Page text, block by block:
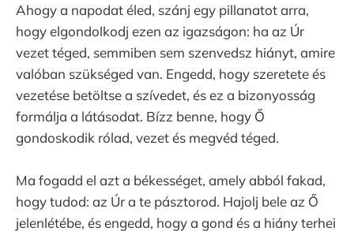
Ahogy a napodat éled, szánj egy pillanatot arra,
hogy elgondolkodj ezen az igazságon: ha az Úr
vezet téged, semmiben sem szenvedsz hiányt, amire
valóban szükséged van. Engedd, hogy szeretete és
vezetése betöltse a szívedet, és ez a bizonyosság
formálja a látásodat. Bízz benne, hogy Ő
gondoskodik rólad, vezet és megvéd téged.
Ma fogadd el azt a békességet, amely abból fakad,
hogy tudod: az Úr a te pásztorod. Hajolj bele az Ő
jelenlétébe, és engedd, hogy a gond és a hiány terhei